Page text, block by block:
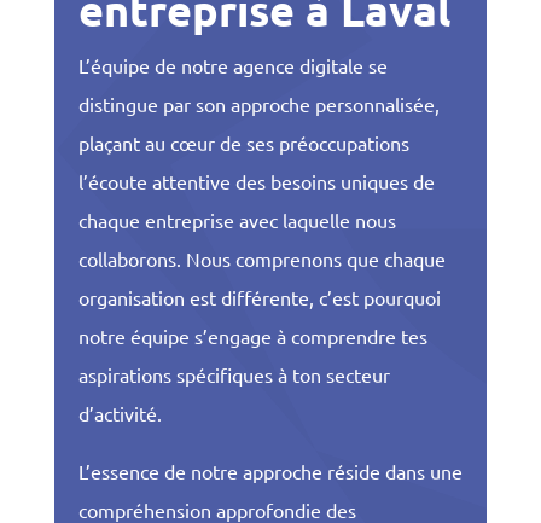
L’équipe de notre agence digitale se
distingue par son approche personnalisée,
plaçant au cœur de ses préoccupations
l’écoute attentive des besoins uniques de
chaque entreprise avec laquelle nous
collaborons. Nous comprenons que chaque
organisation est différente, c’est pourquoi
notre équipe s’engage à comprendre tes
aspirations spécifiques à ton secteur
d’activité.
L’essence de notre approche réside dans une
compréhension approfondie des